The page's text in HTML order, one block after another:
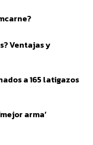
Ventajas y
a 165 latigazos
arma’